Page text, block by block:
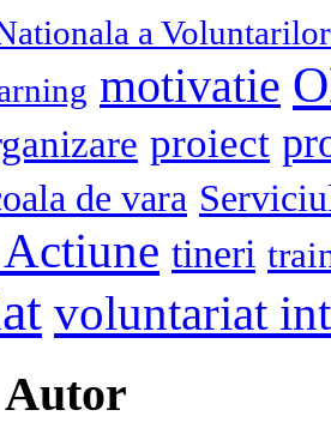
a Voluntarilor
motivatie
proiect
de vara
tineri
voluntariat
Autor